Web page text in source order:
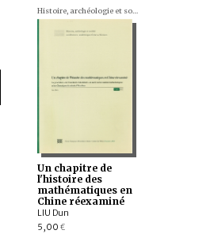
Histoire, archéologie et société. Conférences académiques franco-chinoises
Un chapitre de
l'histoire des
mathématiques en
Chine réexaminé
LIU Dun
5,00 €